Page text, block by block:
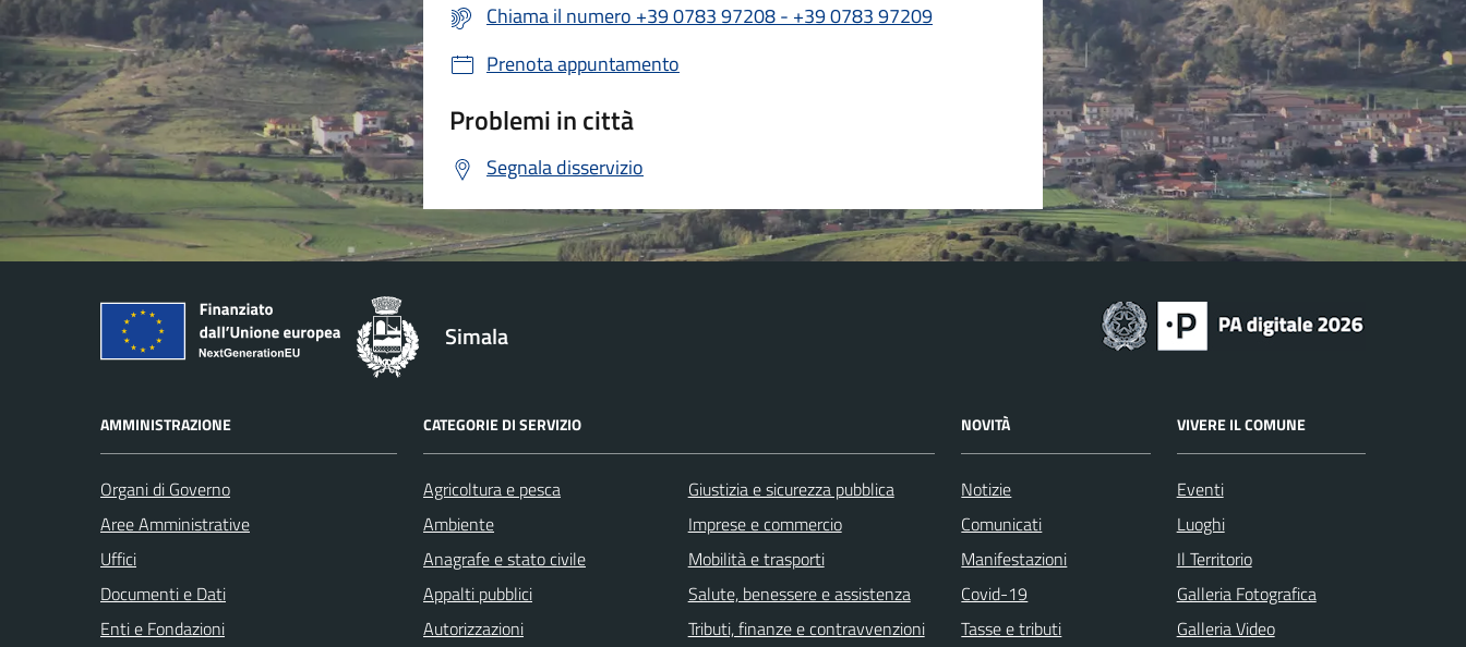
Chiama il numero +39 0783 97208 - +39 0783 97209
Prenota appuntamento
Problemi in città
Segnala disservizio
Simala
AMMINISTRAZIONE
Organi di Governo
Aree Amministrative
Uffici
Documenti e Dati
Enti e Fondazioni
CATEGORIE DI SERVIZIO
Agricoltura e pesca
Ambiente
Anagrafe e stato civile
Appalti pubblici
Autorizzazioni
Giustizia e sicurezza pubblica
Imprese e commercio
Mobilità e trasporti
Salute, benessere e assistenza
Tributi, finanze e contravvenzioni
NOVITÀ
Notizie
Comunicati
Manifestazioni
Covid-19
Tasse e tributi
VIVERE IL COMUNE
Eventi
Luoghi
Il Territorio
Galleria Fotografica
Galleria Video